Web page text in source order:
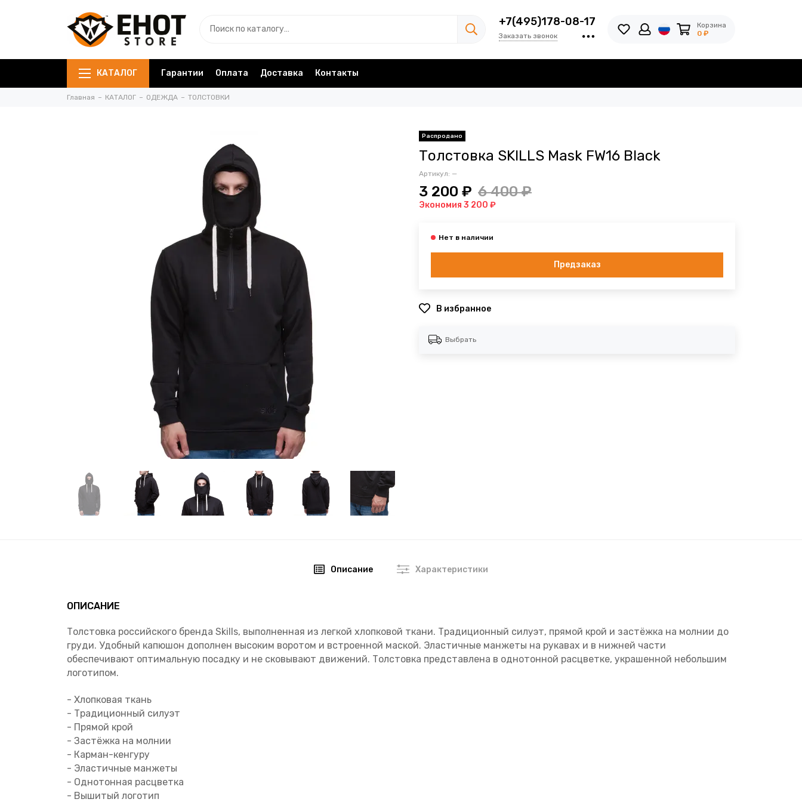
+7(495)178-08-17
Заказать звонок
Корзина
0 ₽
КАТАЛОГ Гарантии Оплата Доставка Контакты
Главная КАТАЛОГ ОДЕЖДА ТОЛСТОВКИ
Толстовка SKILLS Mask FW16 Black
Артикул: —
3 200 ₽ 6 400 ₽
Экономия 3 200 ₽
Предзаказ
В избранное
Выбрать
Описание Характеристики
ОПИСАНИЕ
Толстовка российского бренда Skills, выполненная из легкой хлопковой ткани. Традиционный силуэт, прямой крой и застёжка на молнии до
груди. Удобный капюшон дополнен высоким воротом и встроенной маской. Эластичные манжеты на рукавах и в нижней части
обеспечивают оптимальную посадку и не сковывают движений. Толстовка представлена в однотонной расцветке, украшенной небольшим
логотипом.
- Хлопковая ткань
- Традиционный силуэт
- Прямой крой
- Застёжка на молнии
- Карман-кенгуру
- Эластичные манжеты
- Однотонная расцветка
- Вышитый логотип